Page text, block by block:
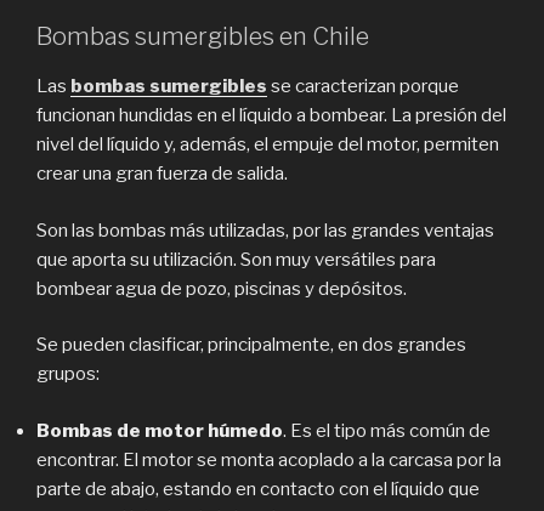
Bombas sumergibles en Chile
Las bombas sumergibles se caracterizan porque
funcionan hundidas en el líquido a bombear. La presión del
nivel del líquido y, además, el empuje del motor, permiten
crear una gran fuerza de salida.
Son las bombas más utilizadas, por las grandes ventajas
que aporta su utilización. Son muy versátiles para
bombear agua de pozo, piscinas y depósitos.
Se pueden clasificar, principalmente, en dos grandes
grupos:
Bombas de motor húmedo. Es el tipo más común de
encontrar. El motor se monta acoplado a la carcasa por la
parte de abajo, estando en contacto con el líquido que